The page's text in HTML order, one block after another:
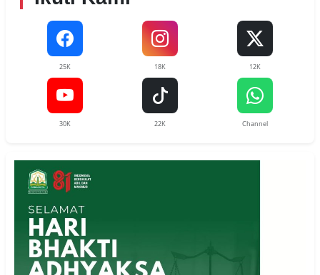
25K 18K 12K
30K 22K Channel